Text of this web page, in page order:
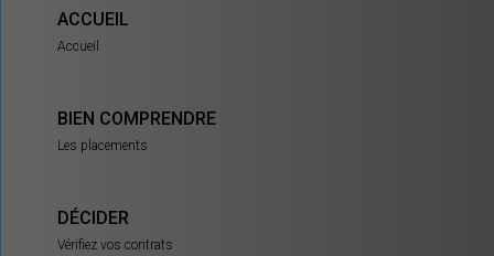
ACCUEIL
Accueil
BIEN COMPRENDRE
Les placements
DÉCIDER
Vérifiez vos contrats